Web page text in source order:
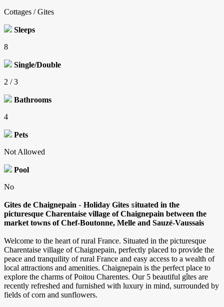
Cottages / Gites
Sleeps
8
Single/Double
2 / 3
Bathrooms
4
Pets
Not Allowed
Pool
No
Gites de Chaignepain - Holiday Gites situated in the
picturesque Charentaise village of Chaignepain between the
market towns of Chef-Boutonne, Melle and Sauzé-Vaussais
Welcome to the heart of rural France. Situated in the picturesque
Charentaise village of Chaignepain, perfectly placed to provide the
peace and tranquility of rural France and easy access to a wealth of
local attractions and amenities. Chaignepain is the perfect place to
explore the charms of Poitou Charentes. Our 5 beautiful gîtes are
recently refreshed and furnished with luxury in mind, surrounded by
fields of corn and sunflowers.